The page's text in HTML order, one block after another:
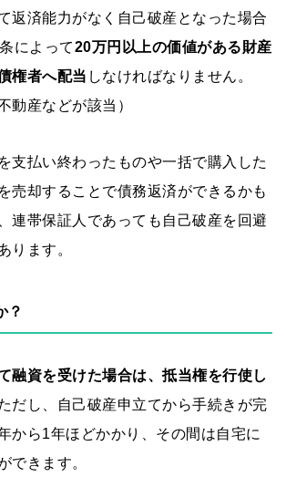
返済能力がなく自己破産となった場合
によって20万円以上の価値がある財産
権者へ配当 しなければなりません。
動産などが該当）
支払い終わったものや一括で購入した
売却することで債務返済ができるかも
連帯保証人であっても自己破産を回避
ります。
？
融資を受けた場合は、抵当権を行使し
だし、自己破産申立てから手続きが完
から1年ほどかかり、その間は自宅に
できます。